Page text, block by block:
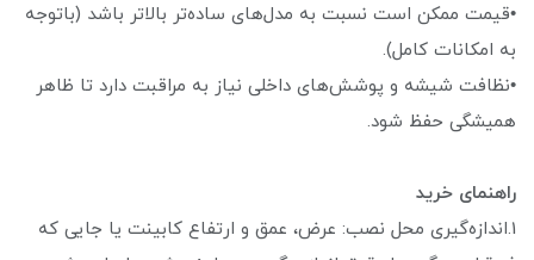
•قیمت ممکن است نسبت به مدل‌های ساده‌تر بالاتر باشد (باتوجه
به امکانات کامل).
•نظافت شیشه و پوشش‌های داخلی نیاز به مراقبت دارد تا ظاهر
همیشگی حفظ شود.
راهنمای خرید
1.اندازه‌گیری محل نصب: عرض، عمق و ارتفاع کابینت یا جایی که